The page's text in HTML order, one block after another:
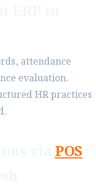
in
attendance
evaluation.
HR practices
viaPOS